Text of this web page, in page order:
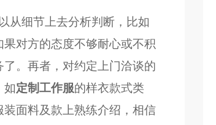
从细节上去分析判断，比如
对方的态度不够耐心或不积
。再者，对约定上门洽谈的
如定制工作服的样衣款式类
面料及款上熟练介绍，相信